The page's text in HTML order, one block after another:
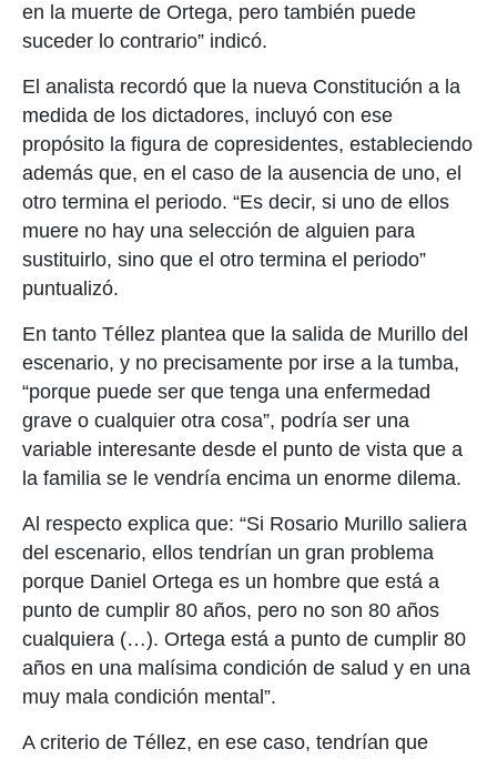
en la muerte de Ortega, pero también puede
suceder lo contrario” indicó.
El analista recordó que la nueva Constitución a la
medida de los dictadores, incluyó con ese
propósito la figura de copresidentes, estableciendo
además que, en el caso de la ausencia de uno, el
otro termina el periodo. “Es decir, si uno de ellos
muere no hay una selección de alguien para
sustituirlo, sino que el otro termina el periodo”
puntualizó.
En tanto Téllez plantea que la salida de Murillo del
escenario, y no precisamente por irse a la tumba,
“porque puede ser que tenga una enfermedad
grave o cualquier otra cosa”, podría ser una
variable interesante desde el punto de vista que a
la familia se le vendría encima un enorme dilema.
Al respecto explica que: “Si Rosario Murillo saliera
del escenario, ellos tendrían un gran problema
porque Daniel Ortega es un hombre que está a
punto de cumplir 80 años, pero no son 80 años
cualquiera (…). Ortega está a punto de cumplir 80
años en una malísima condición de salud y en una
muy mala condición mental”.
A criterio de Téllez, en ese caso, tendrían que